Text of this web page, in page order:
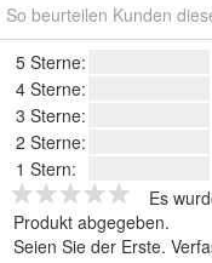
So beurteilen Kunden
5 Sterne:
4 Sterne:
3 Sterne:
2 Sterne:
1 Stern:
Es
Produkt abgegeben.
Seien Sie der Erste.